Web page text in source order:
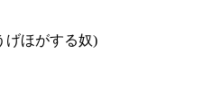
げほがする奴)